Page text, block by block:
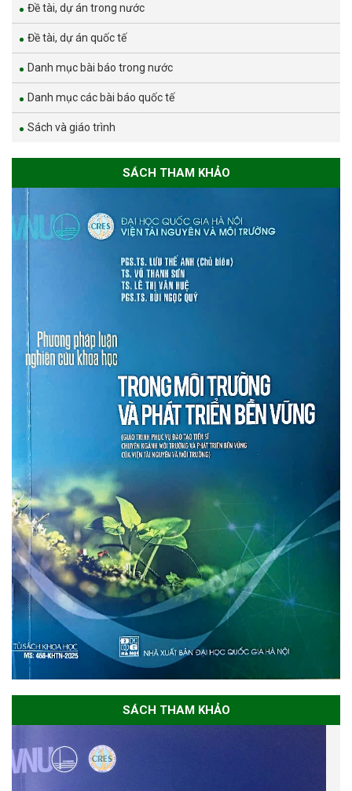
Đề tài, dự án trong nước
Đề tài, dự án quốc tế
Danh mục bài báo trong nước
Danh mục các bài báo quốc tế
Sách và giáo trình
SÁCH THAM KHẢO
SÁCH THAM KHẢO